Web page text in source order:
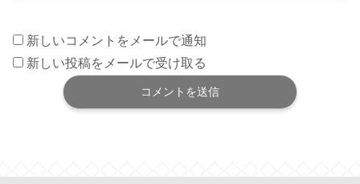
新しいコメントをメールで通知
新しい投稿をメールで受け取る